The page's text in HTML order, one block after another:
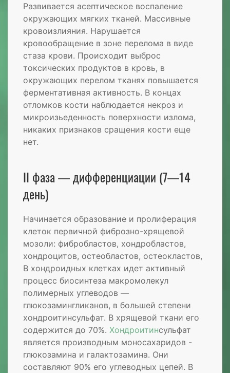
Развивается асептическое воспаление
окружающих мягких тканей. Массивные
кровоизлияния. Нарушается
кровообращение в зоне перелома в виде
стаза крови. Происходит выброс
токсических продуктов в кровь, в
окружающих перелом тканях повышается
ферментативная активность. В концах
отломков кости наблюдается некроз и
микроизьеденность поверхности излома,
никаких признаков сращения кости еще
нет.
II фаза — дифференциации (7—14
день)
Начинается образование и пролиферация
клеток первичной фиброзно-хрящевой
мозоли: фибробластов, хондробластов,
хондроцитов, остеобластов, остеокластов,
В хондроидных клетках идет активный
процесс биосинтеза макромолекул
полимерных углеводов —
глюкозамингликанов, в большей степени
хондроитинсульфат. В хрящевой ткани его
содержится до 70%. Хондроитинсульфат
является производным моносахаридов -
глюкозамина и галактозамина. Они
составляют 90% его углеводных цепей. В